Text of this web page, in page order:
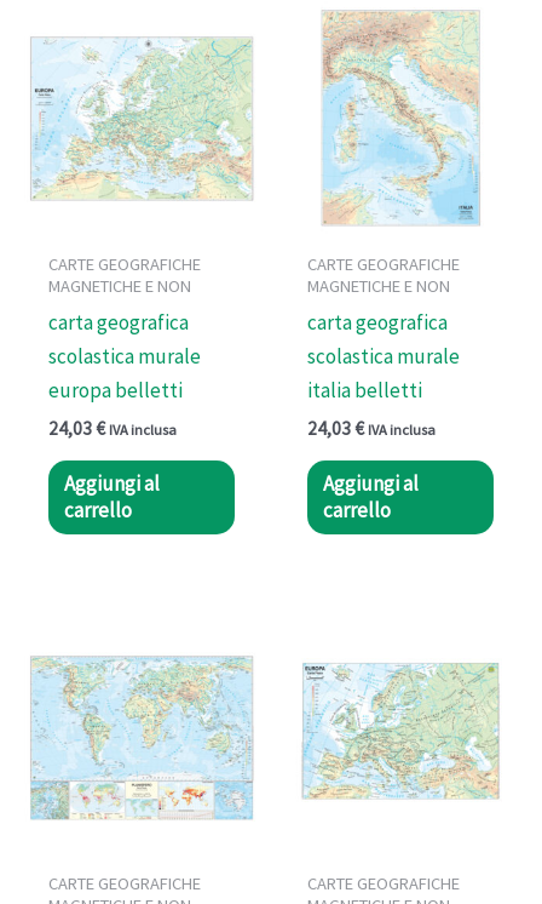
CARTE GEOGRAFICHE
MAGNETICHE E NON
carta geografica
scolastica murale
europa belletti
24,03€ IVA inclusa
Aggiungi al
carrello
CARTE GEOGRAFICHE
MAGNETICHE E NON
carta geografica
scolastica murale
italia belletti
24,03€ IVA inclusa
Aggiungi al
carrello
CARTE GEOGRAFICHE
CARTE GEOGRAFICHE